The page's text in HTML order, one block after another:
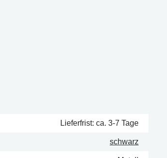
Lieferfrist: ca. 3-7 Tage
schwarz